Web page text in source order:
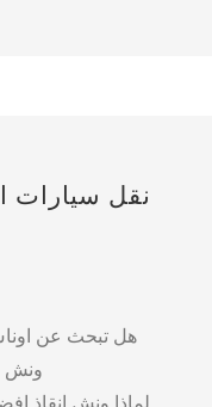
نقل سيارات
هل تبحث عن
ونش